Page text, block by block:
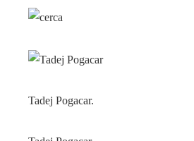
Tadej Pogacar.